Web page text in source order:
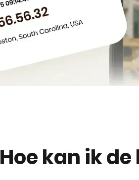
Hoe kan ik